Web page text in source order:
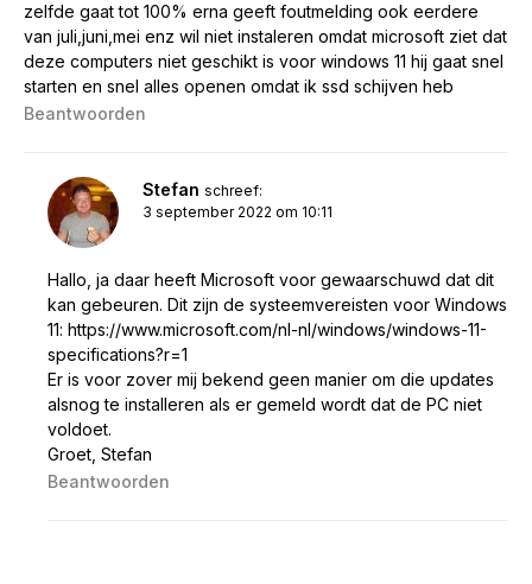
zelfde gaat tot 100% erna geeft foutmelding ook eerdere
van juli,juni,mei enz wil niet instaleren omdat microsoft ziet dat
deze computers niet geschikt is voor windows 11 hij gaat snel
starten en snel alles openen omdat ik ssd schijven heb
Beantwoorden
Stefan schreef:
3 september 2022 om 10:11
Hallo, ja daar heeft Microsoft voor gewaarschuwd dat dit
kan gebeuren. Dit zijn de systeemvereisten voor Windows
11: https://www.microsoft.com/nl-nl/windows/windows-11-
specifications?r=1
Er is voor zover mij bekend geen manier om die updates
alsnog te installeren als er gemeld wordt dat de PC niet
voldoet.
Groet, Stefan
Beantwoorden